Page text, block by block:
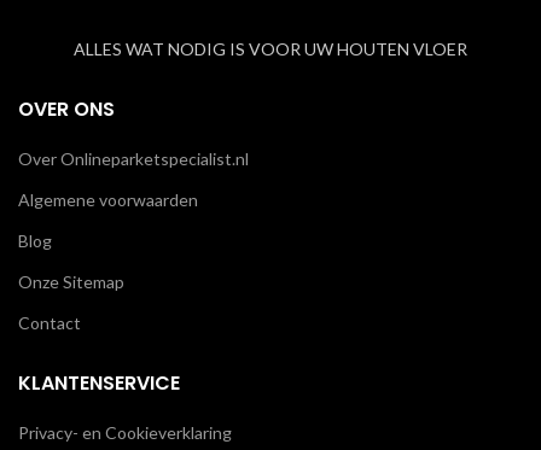
ALLES WAT NODIG IS VOOR UW HOUTEN VLOER
OVER ONS
Over Onlineparketspecialist.nl
Algemene voorwaarden
Blog
Onze Sitemap
Contact
KLANTENSERVICE
Privacy- en Cookieverklaring